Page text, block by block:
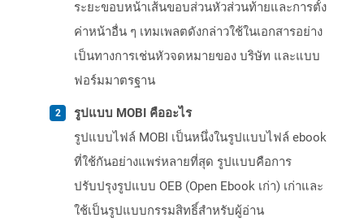
ระยะขอบหน้าเส้นขอบส่วนหัวส่วนท้ายและการตั้ง
ค่าหน้าอื่น ๆ เทมเพลตดังกล่าวใช้ในเอกสารอย่าง
เป็นทางการเช่นหัวจดหมายของ บริษัท และแบบ
ฟอร์มมาตรฐาน
รูปแบบ MOBI คืออะไร
รูปแบบไฟล์ MOBI เป็นหนึ่งในรูปแบบไฟล์ ebook
ที่ใช้กันอย่างแพร่หลายที่สุด รูปแบบคือการ
ปรับปรุงรูปแบบ OEB (Open Ebook เก่า) เก่าและ
ใช้เป็นรูปแบบกรรมสิทธิ์สำหรับผู้อ่าน